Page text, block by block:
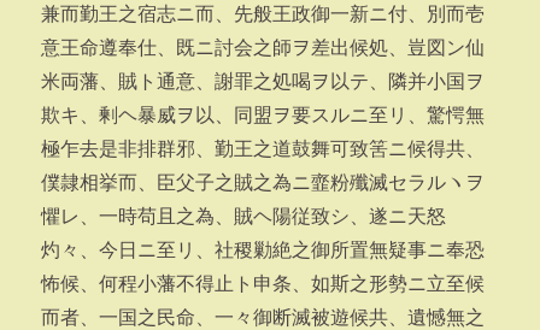
兼而勤王之宿志ニ而、先般王政御一新ニ付、別而壱
意王命遵奉仕、既ニ討会之師ヲ差出候処、豈図ン仙
米両藩、賊ト通意、謝罪之処喝ヲ以テ、隣并小国ヲ
欺キ、剰ヘ暴威ヲ以、同盟ヲ要スルニ至リ、驚愕無
極乍去是非排群邪、勤王之道鼓舞可致筈ニ候得共、
僕隷相挙而、臣父子之賊之為ニ韲粉殲滅セラルヽヲ
懼レ、一時苟且之為、賊ヘ陽従致シ、遂ニ天怒
灼々、今日ニ至リ、社稷勦絶之御所置無疑事ニ奉恐
怖候、何程小藩不得止ト申条、如斯之形勢ニ立至候
而者、一国之民命、一々御断滅被遊候共、遺憾無之